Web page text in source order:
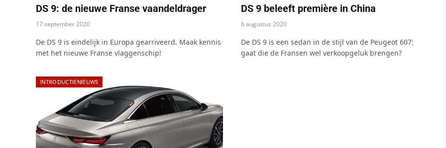
DS 9: de nieuwe Franse vaandeldrager
17 september 2020
De DS 9 is eindelijk in Europa gearriveerd. Maak kennis
met het nieuwe Franse vlaggenschip!
DS 9 beleeft première in China
6 augustus 2020
De DS 9 is een sedan in de stijl van de Peugeot 607:
gaat die de Fransen wel verkoopgeluk brengen?
INTRODUCTIENIEUWS